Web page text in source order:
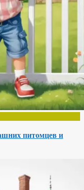
питомцев и